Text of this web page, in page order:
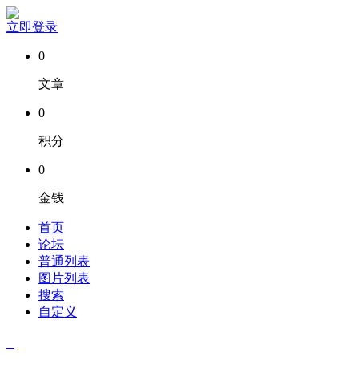
立即登录
0
文章
0
积分
0
金钱
首页
论坛
普通列表
图片列表
搜索
自定义